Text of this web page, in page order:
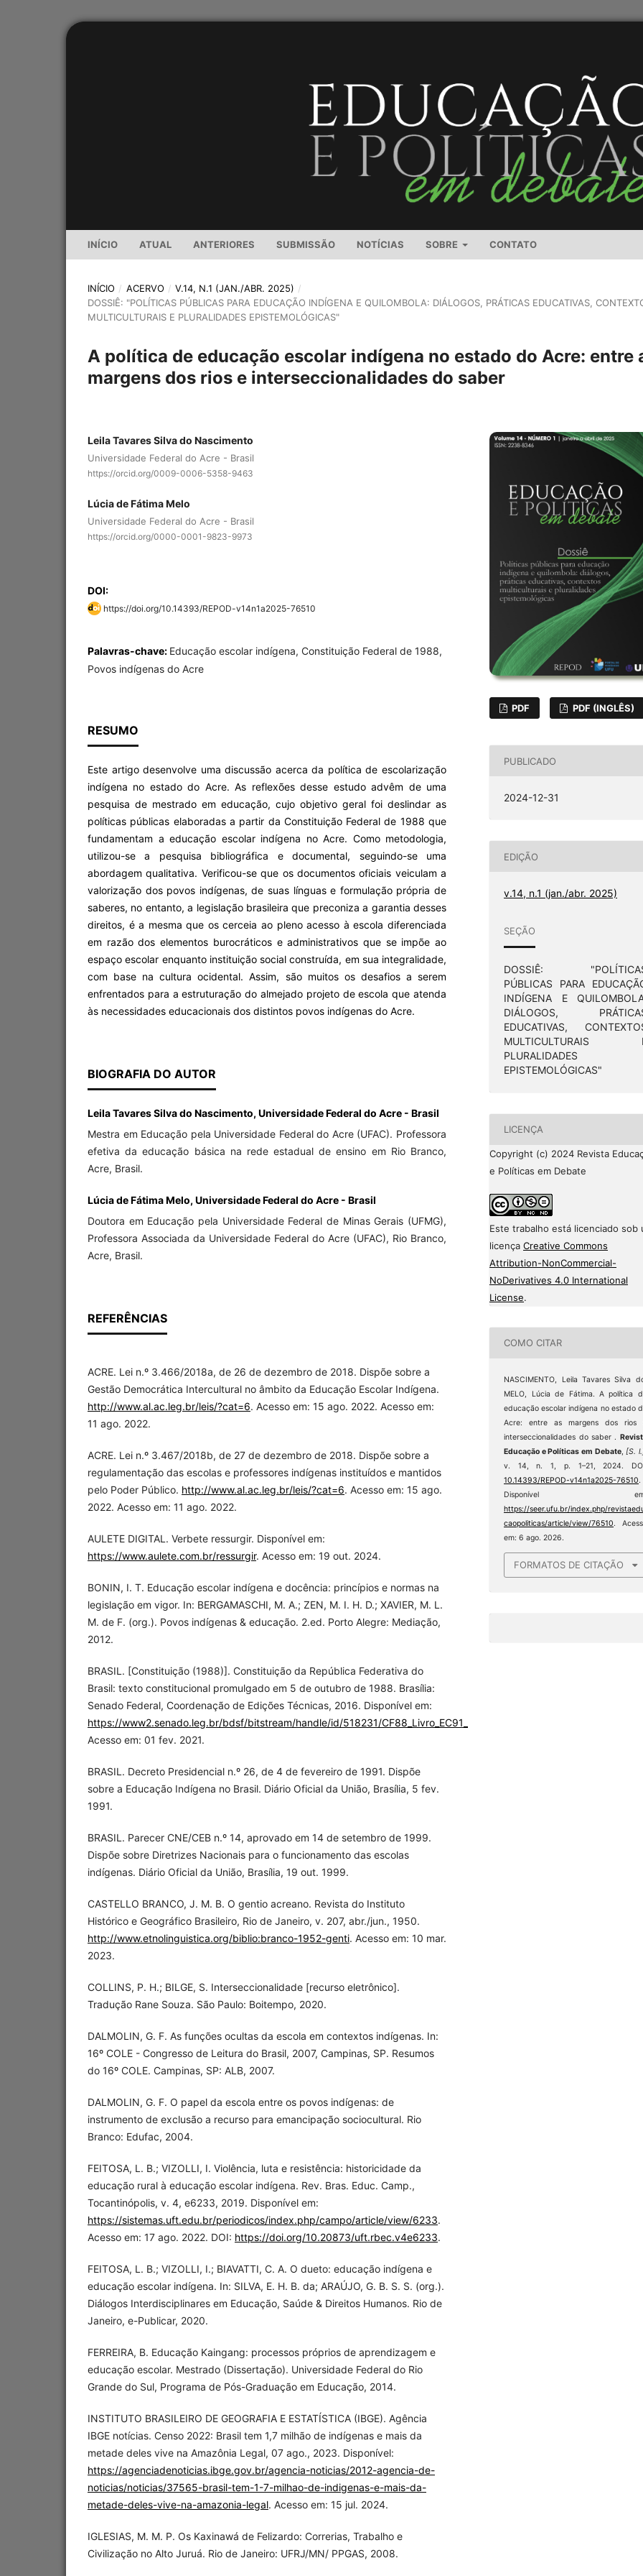
INÍCIO ATUAL ANTERIORES SUBMISSÃO NOTÍCIAS SOBRE CONTATO
INÍCIO / ACERVO / V.14, N.1 (JAN./ABR. 2025) /
DOSSIÊ: "POLÍTICAS PÚBLICAS PARA EDUCAÇÃO INDÍGENA E QUILOMBOLA: DIÁLOGOS, PRÁTICAS EDUCATIVAS,
MULTICULTURAIS E PLURALIDADES EPISTEMOLÓGICAS"
A política de educação escolar indígena no estado do Acre: entre
margens dos rios e interseccionalidades do saber
Leila Tavares Silva do Nascimento
Universidade Federal do Acre - Brasil
https://orcid.org/0009-0006-5358-9463
Lúcia de Fátima Melo
Universidade Federal do Acre - Brasil
https://orcid.org/0000-0001-9823-9973
DOI:
https://doi.org/10.14393/REPOD-v14n1a2025-76510
Palavras-chave: Educação escolar indígena, Constituição Federal de 1988,
Povos indígenas do Acre
RESUMO
Este artigo desenvolve uma discussão acerca da política de escolarização
indígena no estado do Acre. As reflexões desse estudo advêm de uma
pesquisa de mestrado em educação, cujo objetivo geral foi deslindar as
políticas públicas elaboradas a partir da Constituição Federal de 1988 que
fundamentam a educação escolar indígena no Acre. Como metodologia,
utilizou-se a pesquisa bibliográfica e documental, seguindo-se uma
abordagem qualitativa. Verificou-se que os documentos oficiais veiculam a
valorização dos povos indígenas, de suas línguas e formulação própria de
saberes, no entanto, a legislação brasileira que preconiza a garantia desses
direitos, é a mesma que os cerceia ao pleno acesso à escola diferenciada
em razão dos elementos burocráticos e administrativos que se impõe ao
espaço escolar enquanto instituição social construída, em sua integralidade,
com base na cultura ocidental. Assim, são muitos os desafios a serem
enfrentados para a estruturação do almejado projeto de escola que atenda
às necessidades educacionais dos distintos povos indígenas do Acre.
BIOGRAFIA DO AUTOR
Leila Tavares Silva do Nascimento, Universidade Federal do Acre - Brasil
Mestra em Educação pela Universidade Federal do Acre (UFAC). Professora
efetiva da educação básica na rede estadual de ensino em Rio Branco,
Acre, Brasil.
Lúcia de Fátima Melo, Universidade Federal do Acre - Brasil
Doutora em Educação pela Universidade Federal de Minas Gerais (UFMG),
Professora Associada da Universidade Federal do Acre (UFAC), Rio Branco,
Acre, Brasil.
REFERÊNCIAS
ACRE. Lei n.º 3.466/2018a, de 26 de dezembro de 2018. Dispõe sobre a
Gestão Democrática Intercultural no âmbito da Educação Escolar Indígena.
http://www.al.ac.leg.br/leis/?cat=6. Acesso em: 15 ago. 2022. Acesso em:
11 ago. 2022.
ACRE. Lei n.º 3.467/2018b, de 27 de dezembro de 2018. Dispõe sobre a
regulamentação das escolas e professores indígenas instituídos e mantidos
pelo Poder Público. http://www.al.ac.leg.br/leis/?cat=6. Acesso em: 15 ago.
2022. Acesso em: 11 ago. 2022.
AULETE DIGITAL. Verbete ressurgir. Disponível em:
https://www.aulete.com.br/ressurgir. Acesso em: 19 out. 2024.
BONIN, I. T. Educação escolar indígena e docência: princípios e normas na
legislação em vigor. In: BERGAMASCHI, M. A.; ZEN, M. I. H. D.; XAVIER, M. L.
M. de F. (org.). Povos indígenas & educação. 2.ed. Porto Alegre: Mediação,
2012.
BRASIL. [Constituição (1988)]. Constituição da República Federativa do
Brasil: texto constitucional promulgado em 5 de outubro de 1988. Brasília:
Senado Federal, Coordenação de Edições Técnicas, 2016. Disponível em:
https://www2.senado.leg.br/bdsf/bitstream/handle/id/518231/CF88_Livro_EC91_2016.pdf
Acesso em: 01 fev. 2021.
BRASIL. Decreto Presidencial n.º 26, de 4 de fevereiro de 1991. Dispõe
sobre a Educação Indígena no Brasil. Diário Oficial da União, Brasília, 5 fev.
1991.
BRASIL. Parecer CNE/CEB n.º 14, aprovado em 14 de setembro de 1999.
Dispõe sobre Diretrizes Nacionais para o funcionamento das escolas
indígenas. Diário Oficial da União, Brasília, 19 out. 1999.
CASTELLO BRANCO, J. M. B. O gentio acreano. Revista do Instituto
Histórico e Geográfico Brasileiro, Rio de Janeiro, v. 207, abr./jun., 1950.
http://www.etnolinguistica.org/biblio:branco-1952-genti. Acesso em: 10 mar.
2023.
COLLINS, P. H.; BILGE, S. Interseccionalidade [recurso eletrônico].
Tradução Rane Souza. São Paulo: Boitempo, 2020.
DALMOLIN, G. F. As funções ocultas da escola em contextos indígenas. In:
16º COLE - Congresso de Leitura do Brasil, 2007, Campinas, SP. Resumos
do 16º COLE. Campinas, SP: ALB, 2007.
DALMOLIN, G. F. O papel da escola entre os povos indígenas: de
instrumento de exclusão a recurso para emancipação sociocultural. Rio
Branco: Edufac, 2004.
FEITOSA, L. B.; VIZOLLI, I. Violência, luta e resistência: historicidade da
educação rural à educação escolar indígena. Rev. Bras. Educ. Camp.,
Tocantinópolis, v. 4, e6233, 2019. Disponível em:
https://sistemas.uft.edu.br/periodicos/index.php/campo/article/view/6233.
Acesso em: 17 ago. 2022. DOI: https://doi.org/10.20873/uft.rbec.v4e6233.
FEITOSA, L. B.; VIZOLLI, I.; BIAVATTI, C. A. O dueto: educação indígena e
educação escolar indígena. In: SILVA, E. H. B. da; ARAÚJO, G. B. S. S. (org.).
Diálogos Interdisciplinares em Educação, Saúde & Direitos Humanos. Rio de
Janeiro, e-Publicar, 2020.
FERREIRA, B. Educação Kaingang: processos próprios de aprendizagem e
educação escolar. Mestrado (Dissertação). Universidade Federal do Rio
Grande do Sul, Programa de Pós-Graduação em Educação, 2014.
INSTITUTO BRASILEIRO DE GEOGRAFIA E ESTATÍSTICA (IBGE). Agência
IBGE notícias. Censo 2022: Brasil tem 1,7 milhão de indígenas e mais da
metade deles vive na Amazônia Legal, 07 ago., 2023. Disponível:
https://agenciadenoticias.ibge.gov.br/agencia-noticias/2012-agencia-de-
noticias/noticias/37565-brasil-tem-1-7-milhao-de-indigenas-e-mais-da-
metade-deles-vive-na-amazonia-legal. Acesso em: 15 jul. 2024.
IGLESIAS, M. M. P. Os Kaxinawá de Felizardo: Correrias, Trabalho e
Civilização no Alto Juruá. Rio de Janeiro: UFRJ/MN/ PPGAS, 2008.
PDF PDF (INGLÊS)
PUBLICADO
2024-12-31
EDIÇÃO
v.14, n.1 (jan./abr. 2025)
SEÇÃO
DOSSIÊ:
PÚBLICAS PARA
INDÍGENA E
DIÁLOGOS,
EDUCATIVAS,
MULTICULTURAIS
PLURALIDADES
EPISTEMOLÓGICAS"
LICENÇA
Copyright (c) 2024 Revista
e Políticas em Debate
Este trabalho está licenciado sob
licença Creative Commons
Attribution-NonCommercial-
NoDerivatives 4.0 International
License.
COMO CITAR
NASCIMENTO, Leila Tavares Silva
MELO, Lúcia de Fátima. A política
educação escolar indígena no estado
Acre: entre as margens dos rios
interseccionalidades do saber .
Educação e Políticas em Debate, [S.
v. 14, n. 1, p. 1–21, 2024.
10.14393/REPOD-v14n1a2025-76510.
Disponível
https://seer.ufu.br/index.php/
caopoliticas/article/view/76510.
em: 6 ago. 2026.
FORMATOS DE CITAÇÃO